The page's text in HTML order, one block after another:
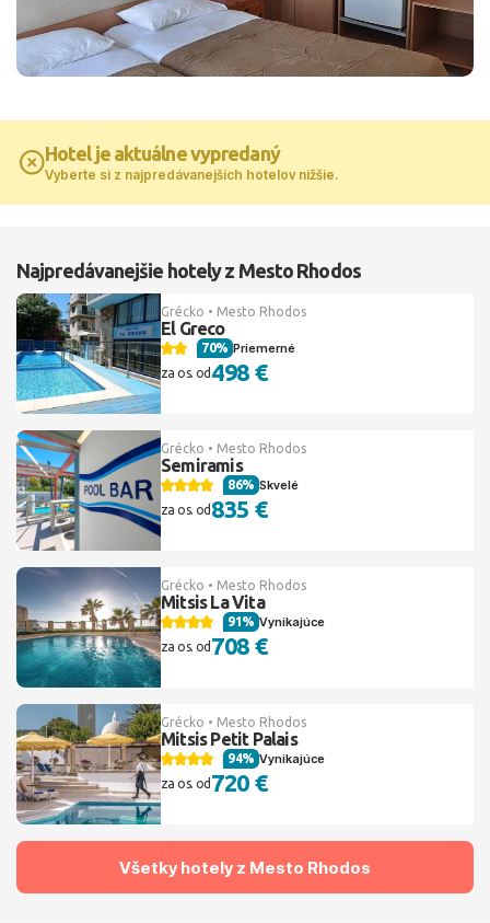
Hotel je aktuálne vypredaný
Vyberte si z najpredávanejších hotelov nižšie.
Najpredávanejšie hotely z Mesto Rhodos
Grécko • Mesto Rhodos
El Greco
Priemerné
70%
za os. od 498 €
Grécko • Mesto Rhodos
Semiramis
Skvelé
86%
za os. od 835 €
Grécko • Mesto Rhodos
Mitsis La Vita
Vynikajúce
91%
za os. od 708 €
Grécko • Mesto Rhodos
Mitsis Petit Palais
Vynikajúce
94%
za os. od 720 €
Všetky hotely z Mesto Rhodos